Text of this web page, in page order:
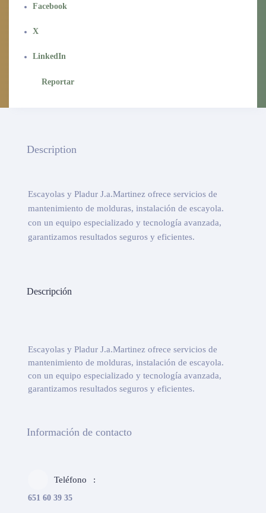
Facebook
X
LinkedIn
Reportar
Description
Escayolas y Pladur J.a.Martinez ofrece servicios de
mantenimiento de molduras, instalación de escayola.
con un equipo especializado y tecnología avanzada,
garantizamos resultados seguros y eficientes.
Descripción
Escayolas y Pladur J.a.Martinez ofrece servicios de
mantenimiento de molduras, instalación de escayola.
con un equipo especializado y tecnología avanzada,
garantizamos resultados seguros y eficientes.
Información de contacto
Teléfono
651 60 39 35